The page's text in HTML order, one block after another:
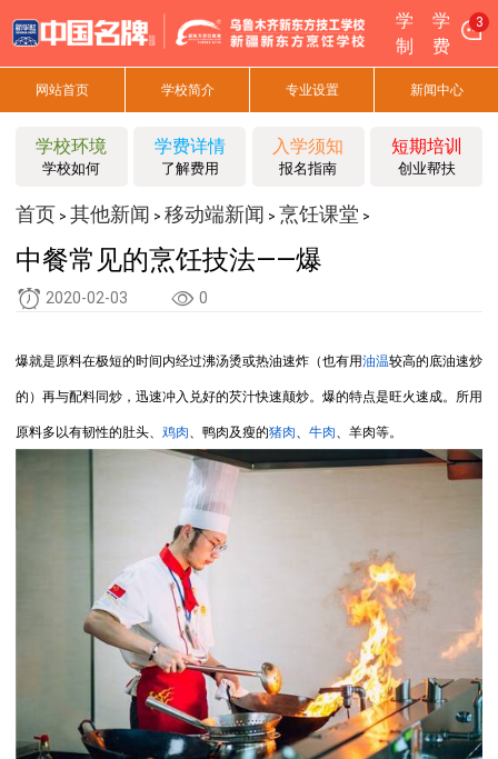
学
制
学
费
3
网站首页 学校简介 专业设置 新闻中心
学校环境
学校如何
学费详情
了解费用
入学须知
报名指南
短期培训
创业帮扶
首页 > 其他新闻 > 移动端新闻 > 烹饪课堂 >
中餐常见的烹饪技法――爆
2020-02-03 0
爆就是原料在极短的时间内经过沸汤烫或热油速炸（也有用油温较高的底油速炒
的）再与配料同炒，迅速冲入兑好的芡汁快速颠炒。爆的特点是旺火速成。所用
原料多以有韧性的肚头、 鸡肉、鸭肉及瘦的猪肉、 牛肉、羊肉等。